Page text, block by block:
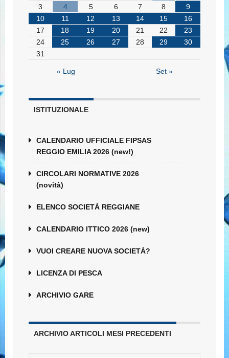
3
4 5 6 7 8
9
10
11 12 13 14 15
16
17
18 19 20 21 22
23
24
25 26 27 28 29
30
31
« Lug Set »
ISTITUZIONALE
CALENDARIO UFFICIALE FIPSAS
REGGIO EMILIA 2026 (new!)
CIRCOLARI NORMATIVE 2026
(novità)
ELENCO SOCIETÀ REGGIANE
CALENDARIO ITTICO 2026 (new)
VUOI CREARE NUOVA SOCIETÀ?
LICENZA DI PESCA
ARCHIVIO GARE
ARCHIVIO ARTICOLI MESI PRECEDENTI